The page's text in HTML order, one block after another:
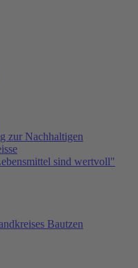
zur Nachhaltigen
sind wertvoll"
Bautzen